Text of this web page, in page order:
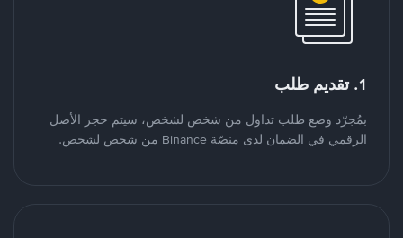
1. تقديم طلب
بمُجرّد وضع طلب تداول من شخص لشخص، سيتم حجز الأصل
الرقمي في الضمان لدى منصّة Binance من شخص لشخص.